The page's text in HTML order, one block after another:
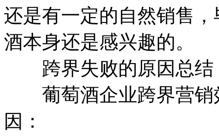
还是有一定的自然销售
酒本身还是感兴趣的。
跨界失败的原因总结
葡萄酒企业跨界营销
因：